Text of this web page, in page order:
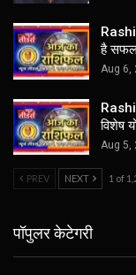
है
Aug 6,
विशेष
Aug 5,
PREV NEXT 1 of
पॉपुलर केटेगरी